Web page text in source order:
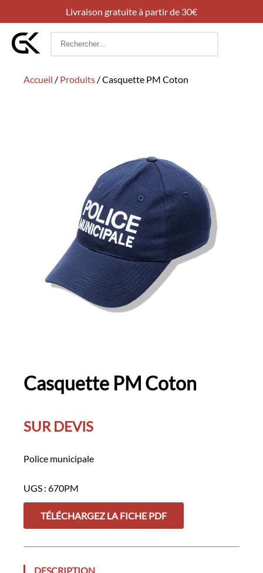
Livraison gratuite à partir de 30€
Rechercher
Accueil / Produits /Casquette PM Coton
Casquette PM Coton
SUR DEVIS
Police municipale
UGS : 670PM
TÉLÉCHARGEZ LA FICHE PDF
DESCRIPTION